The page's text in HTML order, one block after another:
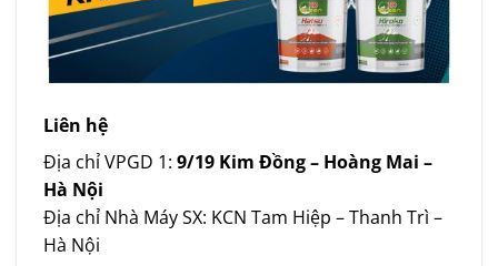
Liên hệ
Địa chỉ VPGD 1: 9/19 Kim Đồng – Hoàng Mai –
Hà Nội
Địa chỉ Nhà Máy SX: KCN Tam Hiệp – Thanh Trì –
Hà Nội